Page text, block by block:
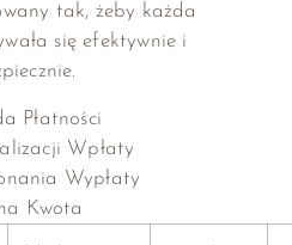
tak, żeby każda
się efektywnie i
Płatności
Wpłaty
Wypłaty
Kwota